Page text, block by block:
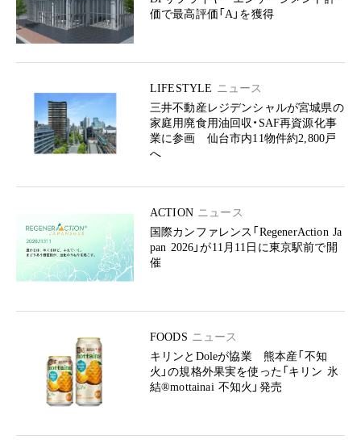
価で最高評価「A」を獲得
LIFESTYLE
ニュース
三井不動産レジデンシャルが宮城県の
家庭用廃食用油回収・SAF再資源化事
業に参画 仙台市内11物件約2,800戸
へ
ACTION ニュース
国際カンファレンス「RegenerAction Ja
pan 2026」が11月11日に東京駅前で開
催
FOODS ニュース
キリンとDoleが協業 熊本産「不知
火」の規格外果実を使った「キリン 氷
結®mottainai 不知火」発売